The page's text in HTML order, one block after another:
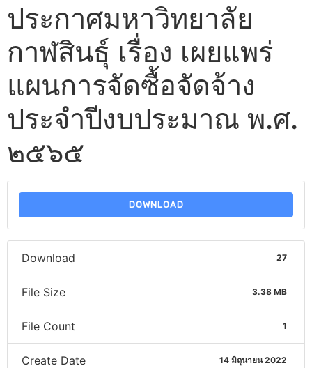
ประกาศมหาวิทยาลัย
กาฬสินธุ์ เรื่อง เผยแพร่
แผนการจัดซื้อจัดจ้าง
ประจำปีงบประมาณ พ.ศ.
๒๕๖๕
DOWNLOAD
Download 27
File Size 3.38 MB
File Count 1
Create Date 14 มิถุนายน 2022